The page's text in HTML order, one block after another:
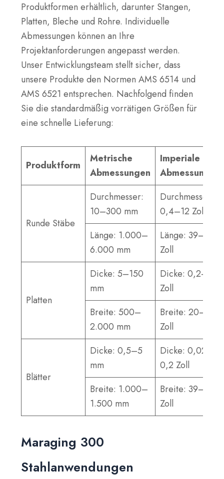
Produktformen erhältlich, darunter Stangen,
Platten, Bleche und Rohre. Individuelle
Abmessungen können an Ihre
Projektanforderungen angepasst werden.
Unser Entwicklungsteam stellt sicher, dass
unsere Produkte den Normen AMS 6514 und
AMS 6521 entsprechen. Nachfolgend finden
Sie die standardmäßig vorrätigen Größen für
eine schnelle Lieferung:
Produktform
Metrische
Abmessungen
Imperiale
Abmessungen
Runde Stäbe
Durchmesser:
10–300 mm
Durchmesser:
0,4–12 Zoll
Länge: 1.000–
6.000 mm
Länge: 39–236
Zoll
Platten
Dicke: 5–150
mm
Dicke: 0,2–6
Zoll
Breite: 500–
2.000 mm
Breite: 20–79
Zoll
Blätter
Dicke: 0,5–5
mm
Dicke: 0,02–
0,2 Zoll
Breite: 1.000–
1.500 mm
Breite: 39–59
Zoll
Maraging 300
Stahlanwendungen